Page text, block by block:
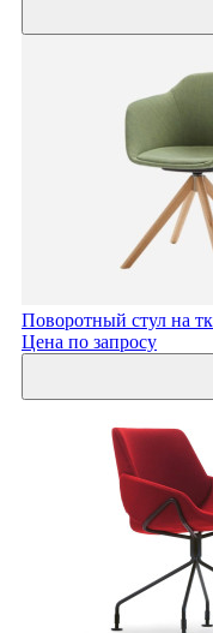
Поворотный стул на
Цена по запросу